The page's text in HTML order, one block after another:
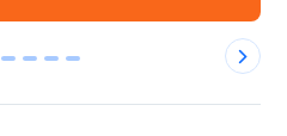
2 3 4 5